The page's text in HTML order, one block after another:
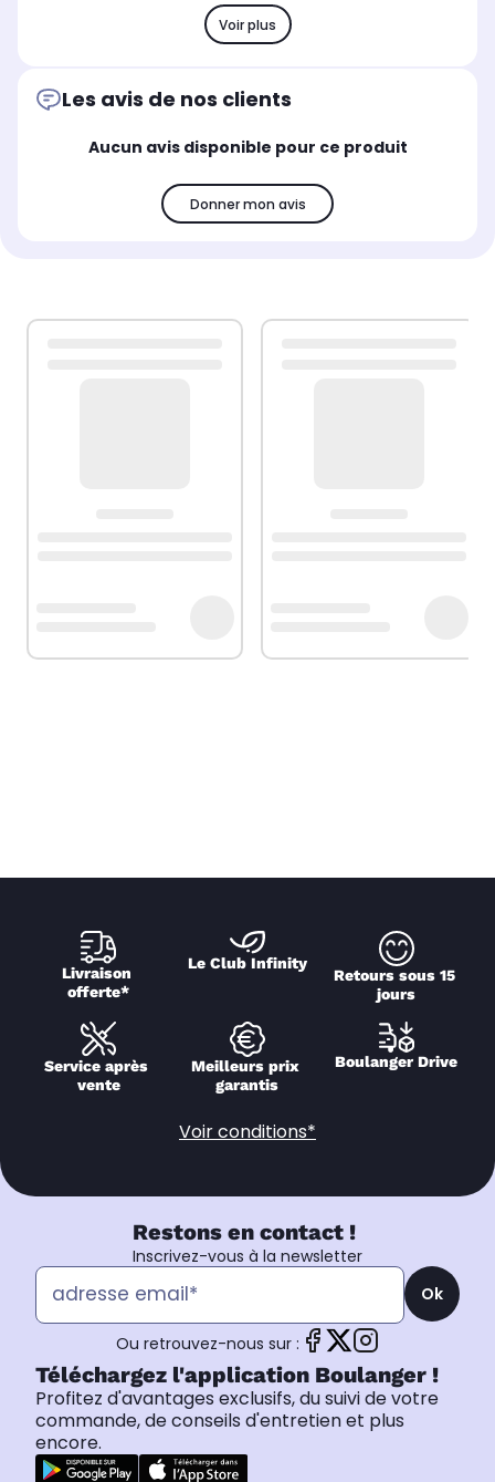
Voir plus
Les avis de nos clients
Aucun avis disponible pour ce produit
Donner mon avis
Livraison
offerte*
Le Club Infinity
Retours sous 15
jours
Service après
vente
Meilleurs prix
garantis
Boulanger Drive
Voir conditions*
Restons en contact !
Inscrivez-vous à la newsletter
Ok
Ou retrouvez-nous sur :
Téléchargez l'application Boulanger !
Profitez d'avantages exclusifs, du suivi de votre
commande, de conseils d'entretien et plus
encore.